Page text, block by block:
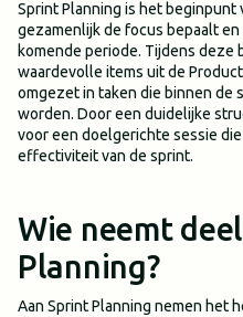
Sprint Planning is het beginpunt
gezamenlijk de focus bepaalt
komende periode. Tijdens
waardevolle items uit de
omgezet in taken die binnen de
worden. Door een duidelijke
voor een doelgerichte sessie
effectiviteit van de sprint.
Wie neemt
Planning?
Aan Sprint Planning nemen het